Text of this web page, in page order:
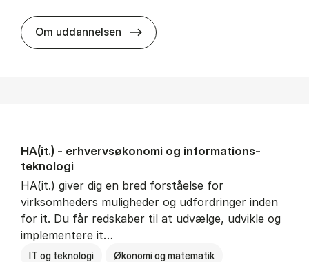
Om uddannelsen BSc in Busi­ness Ad­min­is­tra­tion
HA(it.) - erhvervs­økonomi og informations­
teknologi
HA(it.) giver dig en bred forståelse for
virksomheders muligheder og udfordringer inden
for it. Du får redskaber til at udvælge, udvikle og
implementere it…
IT og teknologi Økonomi og matematik